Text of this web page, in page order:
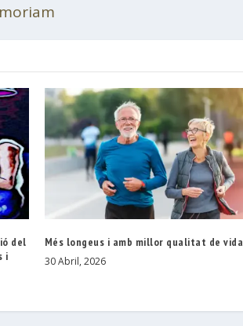
del
i
Més longeus i amb millor qualitat de vida
30 Abril, 2026